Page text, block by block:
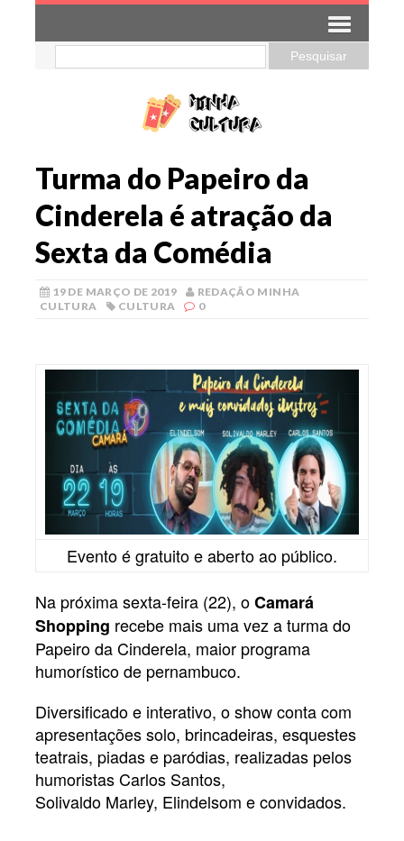
Turma do Papeiro da
Cinderela é atração da
Sexta da Comédia
19 DE MARÇO DE 2019
REDAÇÃO MINHA
CULTURA
CULTURA 0
Evento é gratuito e aberto ao público.
Na próxima sexta-feira (22), oCamará
Shopping recebe mais uma vez a turma do
Papeiro da Cinderela, maior programa
humorístico de pernambuco.
Diversificado e interativo, o show conta com
apresentações solo, brincadeiras, esquestes
teatrais, piadas e paródias, realizadas pelos
humoristas Carlos Santos,
Solivaldo Marley, Elindelsom e convidados.